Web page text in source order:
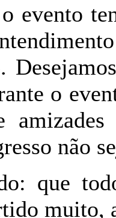
o evento
o
não
que
muito,